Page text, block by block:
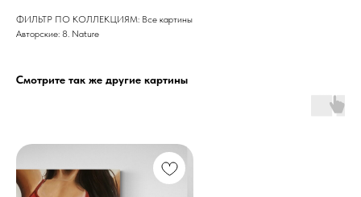
ФИЛЬТР ПО КОЛЛЕКЦИЯМ: Все картины
Авторские: 8. Nature
Смотрите так же другие картины
Сочи - Производство дверей и
мебели (Доставка по РФ )